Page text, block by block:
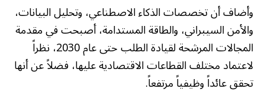
وأضاف أن تخصصات الذكاء الاصطناعي، وتحليل البيانات،
والأمن السيبراني، والطاقة المستدامة، أصبحت في مقدمة
المجالات المرشحة لقيادة الطلب حتى عام 2030، نظراً
لاعتماد مختلف القطاعات الاقتصادية عليها، فضلاً عن أنها
تحقق عائداً وظيفياً مرتفعاً.